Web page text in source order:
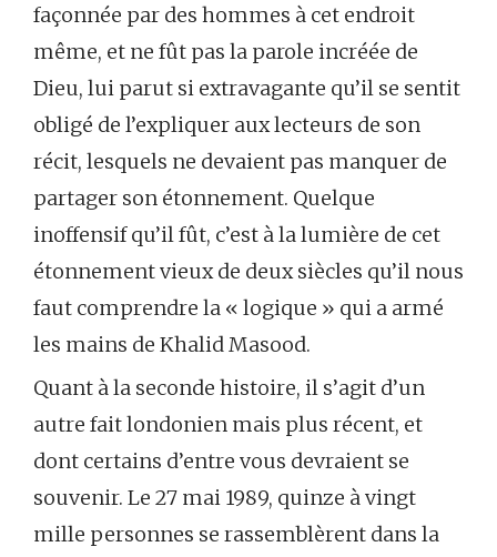
façonnée par des hommes à cet endroit
même, et ne fût pas la parole incréée de
Dieu, lui parut si extravagante qu’il se sentit
obligé de l’expliquer aux lecteurs de son
récit, lesquels ne devaient pas manquer de
partager son étonnement. Quelque
inoffensif qu’il fût, c’est à la lumière de cet
étonnement vieux de deux siècles qu’il nous
faut comprendre la « logique » qui a armé
les mains de Khalid Masood.
Quant à la seconde histoire, il s’agit d’un
autre fait londonien mais plus récent, et
dont certains d’entre vous devraient se
souvenir. Le 27 mai 1989, quinze à vingt
mille personnes se rassemblèrent dans la